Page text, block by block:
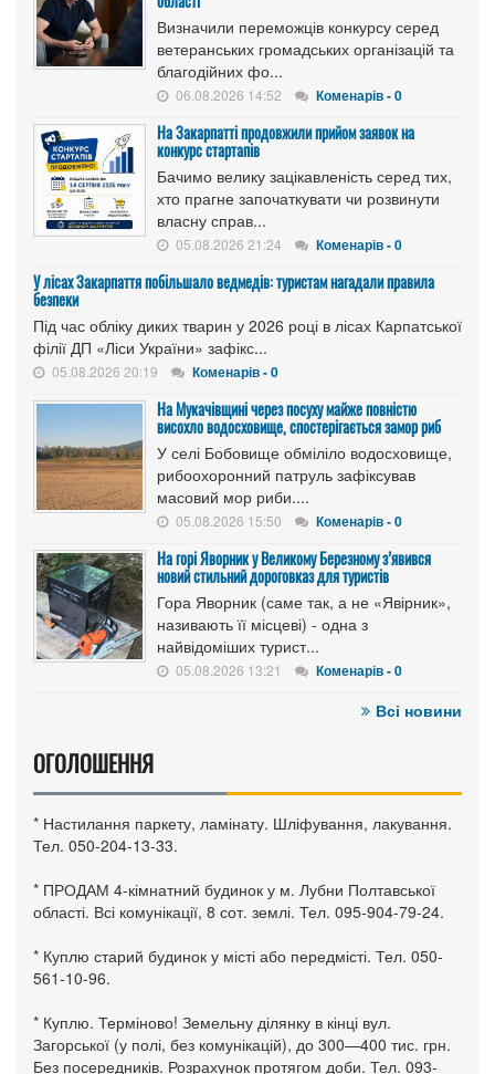
Визначили переможців конкурсу серед
ветеранських громадських організацій та
благодійних фо...
06.08.2026 14:52 Коменарів - 0
На Закарпатті продовжили прийом заявок на
конкурс стартапів
Бачимо велику зацікавленість серед тих,
хто прагне започаткувати чи розвинути
власну справ...
05.08.2026 21:24 Коменарів - 0
У лісах Закарпаття побільшало ведмедів: туристам нагадали правила
безпеки
Під час обліку диких тварин у 2026 році в лісах Карпатської
філії ДП «Ліси України» зафікс...
05.08.2026 20:19 Коменарів - 0
На Мукачівщині через посуху майже повністю
висохло водосховище, спостерігається замор риб
У селі Бобовище обміліло водосховище,
рибоохоронний патруль зафіксував
масовий мор риби....
05.08.2026 15:50 Коменарів - 0
На горі Яворник у Великому Березному з’явився
новий стильний дороговказ для туристів
Гора Яворник (саме так, а не «Явірник»,
називають її місцеві) - одна з
найвідоміших турист...
05.08.2026 13:21 Коменарів - 0
Всі новини
ОГОЛОШЕННЯ
* Настилання паркету, ламінату. Шліфування, лакування.
Тел. 050-204-13-33.
* ПРОДАМ 4-кімнатний будинок у м. Лубни Полтавської
області. Всі комунікації, 8 сот. землі. Тел. 095-904-79-24.
* Куплю старий будинок у місті або передмісті. Тел. 050-
561-10-96.
* Куплю. Терміново! Земельну ділянку в кінці вул.
Загорської (у полі, без комунікацій), до 300—400 тис. грн.
Без посередників. Розрахунок протягом доби. Тел. 093-